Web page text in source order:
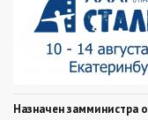
Назначен замминистра